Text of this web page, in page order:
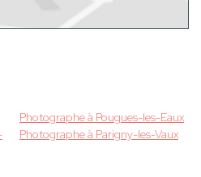
Photographe à Pougues-les-Eaux
Photographe à Parigny-les-Vaux